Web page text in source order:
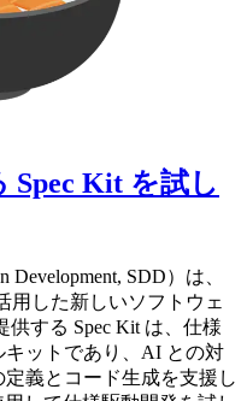
Spec Kit を試し
SDD）は、
用した新しいソフトウェ
する Spec Kit は、仕様
ットであり、AI との対
義とコード生成を支援し